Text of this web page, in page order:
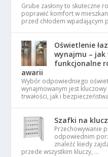
Grube zasłony to skuteczne
poprawić komfort w
przed chłodem wpadającym
Oświetlenie
wynajmu – jak
funkcjonalne
awarii
Wybór odpowiedniego
wynajmowanym jest
trwałości, jak i
Szafki na
Przechowywanie
odpowiednim
znaleźć kiedy
przede wszystkim kluczy, …